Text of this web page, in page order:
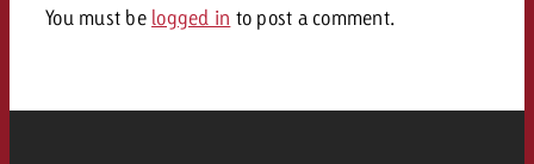
You must be logged in to post a comment.